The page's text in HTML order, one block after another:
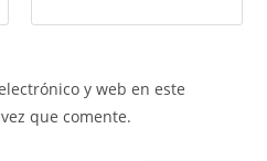
y web en este
que comente.